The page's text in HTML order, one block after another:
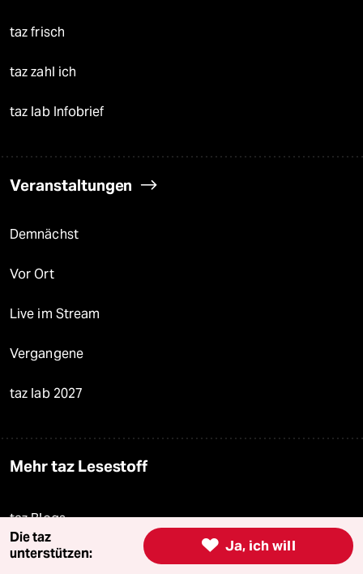
taz frisch
taz zahl ich
taz lab Infobrief
Veranstaltungen
Demnächst
Vor Ort
Live im Stream
Vergangene
taz lab 2027
Mehr taz Lesestoff
taz Blogs
taz FUTURZWEI
 Ja, ich will
Die taz
unterstützen: